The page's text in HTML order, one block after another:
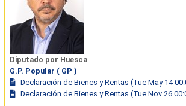
Diputado por Huesca
G.P. Popular ( GP )
Declaración de Bienes y Rentas (Tue May 14
Declaración de Bienes y Rentas (Tue Nov 26